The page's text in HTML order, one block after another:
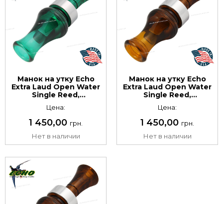
Манок на утку Echo
Extra Laud Open Water
Single Reed,
Материал:
поликарбонат. Цвет:
зелёный
Цена:
1 450,00 грн.
Нет в наличии
Манок на утку Echo
Extra Laud Open Water
Single Reed,
Материал:
поликарбонат. Цвет:
бурбон
Цена:
1 450,00 грн.
Нет в наличии